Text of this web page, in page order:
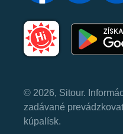
© 2026, Sitour.
zadávané
kúpalísk.